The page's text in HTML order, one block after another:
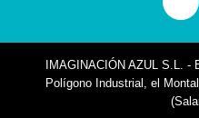
IMAGINACIÓN AZUL S.L. -
Polígono Industrial, el